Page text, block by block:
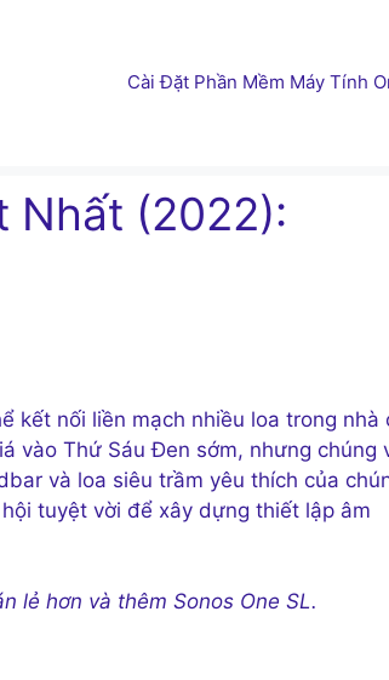
Cài Đặt Phần Mềm Máy Tính
Nhất (2022):
kết nối liền mạch nhiều loa trong nhà
vào Thứ Sáu Đen sớm, nhưng chúng
và loa siêu trầm yêu thích của
tuyệt vời để xây dựng thiết lập âm
lẻ hơn và thêm Sonos One SL.